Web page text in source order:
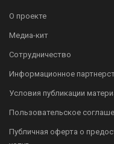
О проекте
Медиа-кит
Сотрудничество
Информационное
Условия публикации
Пользовательское
Публичная оферта о